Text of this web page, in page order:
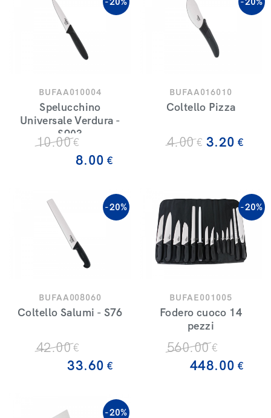
BUFAA010004
Spelucchino
Universale Verdura -
S903
10.00€
8.00 €
BUFAA016010
Coltello Pizza
4.00€ 3.20 €
BUFAA008060
Coltello Salumi - S76
42.00€
33.60 €
-20%
BUFAE001005
Fodero cuoco 14
pezzi
560.00 €
448.00 €
-20%
-20%